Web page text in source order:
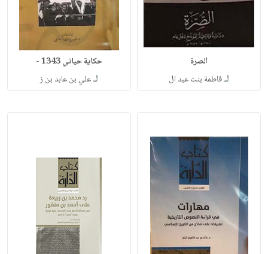
الصرة
لـفاطمة بنت عبد ال
حكاية حياتي 1343 -
لـعلي بن عابد بن ز